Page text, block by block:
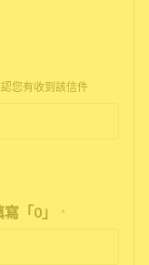
認您有收到該信件
「0」 *